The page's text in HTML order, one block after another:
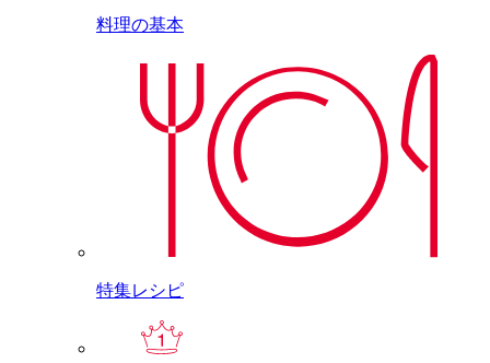
料理の基本
特集レシピ